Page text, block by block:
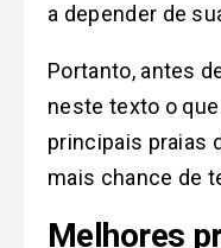
a depender de
Portanto, antes
neste texto o
principais praias
mais chance de
Melhores